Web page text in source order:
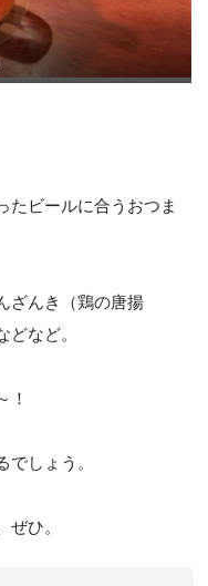
たビールに合うおつま
ざんき（鶏の唐揚
など。
！
しょう。
ひ。